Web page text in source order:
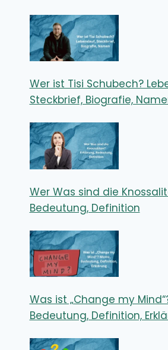
Wer ist Tisi Schubech?
Steckbrief, Biografie,
Wer Was sind die
Bedeutung, Definition
Was ist „Change my
Bedeutung, Definition,